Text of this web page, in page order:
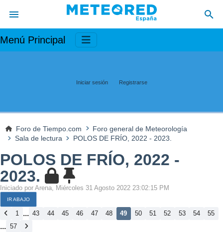
Menú Principal
Iniciar sesión Registrarse
Foro de Tiempo.com
Foro general de Meteorología
Sala de lectura
POLOS DE FRÍO, 2022 - 2023.
POLOS DE FRÍO, 2022 -
2023.
Iniciado por Arena, Miércoles 31 Agosto 2022 23:02:15 PM
IR ABAJO
1 ... 43 44 45 46 47 48 49 50 51 52 53 54 55
... 57